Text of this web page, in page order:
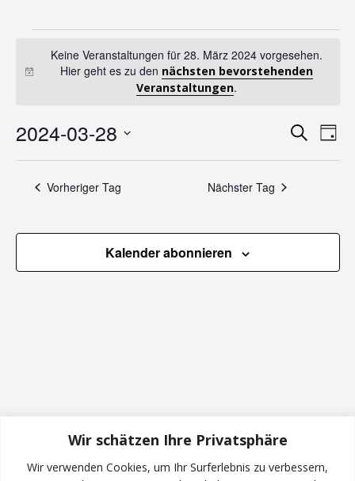
Wir schätzen Ihre Privatsphäre
Wir verwenden Cookies, um Ihr Surferlebnis zu verbessern,
Veranstaltungen
28.
März
2024
Hinweis
Keine Veranstaltungen für 28. März 2024 vorgesehen.
Hier geht es zu den nächsten bevorstehenden
Veranstaltungen.
V
e
l
SucheV
e
a
n
t
Tag
2024-03-28
Datum
Vorheriger Tag Nächster Tag
Kalender abonnieren